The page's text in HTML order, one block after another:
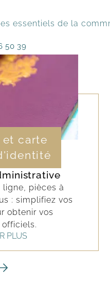
essentiels de la
50 39
et carte
ligne, pièces à
: simplifiez vos
obtenir vos
PLUS